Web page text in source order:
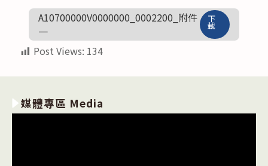
A10700000V0000000_0002200_附件
一
下
載
Post Views: 134
媒體專區 Media